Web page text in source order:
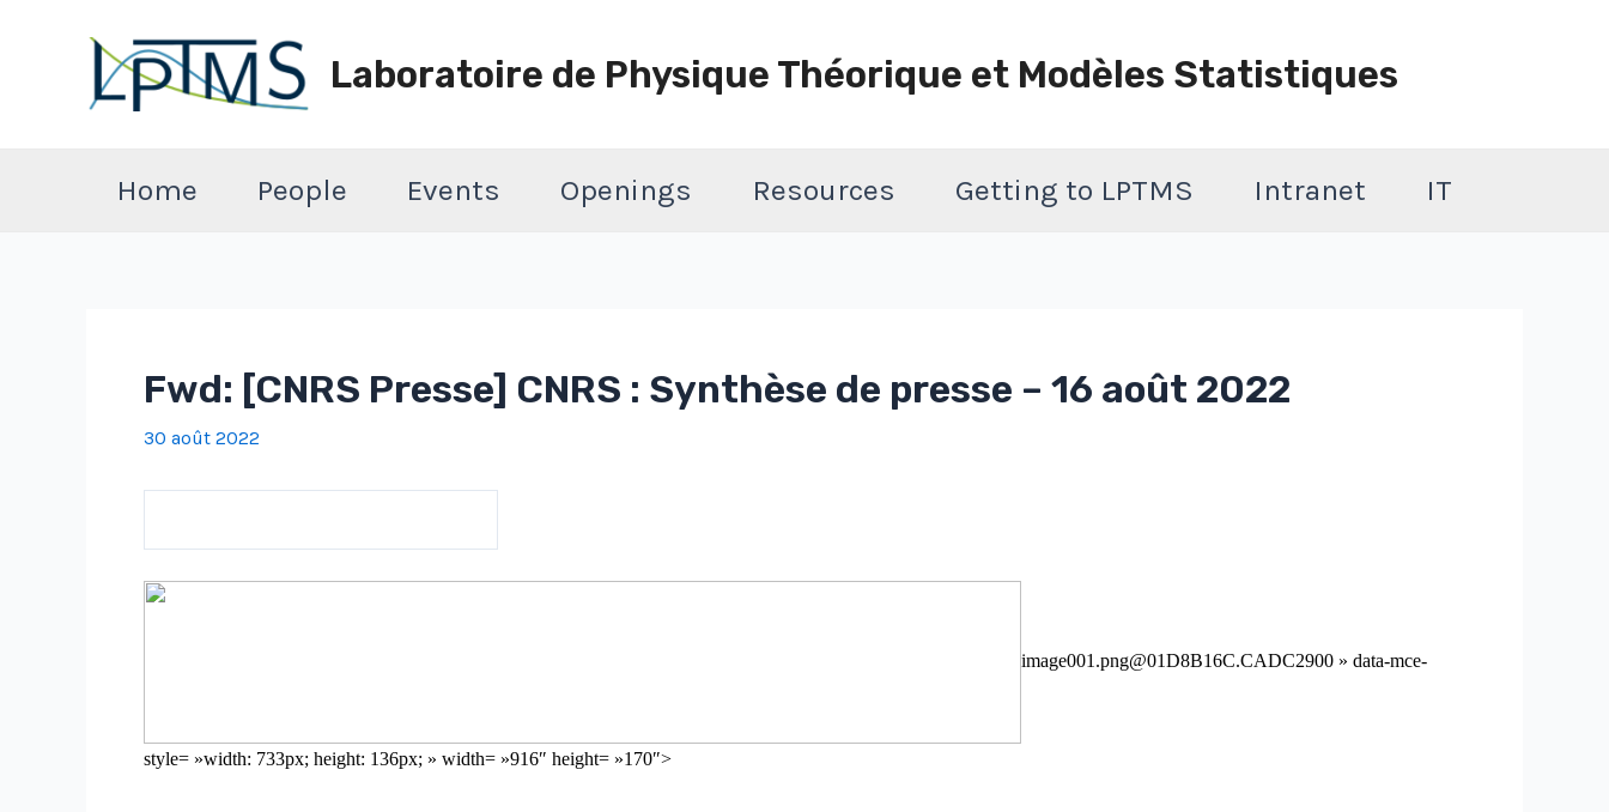
Laboratoire de Physique Théorique et Modèles Statistiques
Home People Events Openings Resources Getting to LPTMS Intranet IT
Fwd: [CNRS Presse] CNRS : Synthèse de presse – 16 août 2022
30 août 2022
image001.png@01D8B16C.CADC2900 » data-mce-
style= »width: 733px; height: 136px; » width= »916″ height= »170″>